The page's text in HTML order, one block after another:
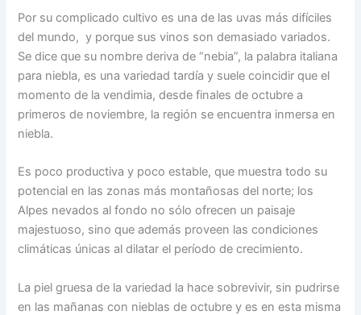
Por su complicado cultivo es una de las uvas más difíciles
del mundo, y porque sus vinos son demasiado variados.
Se dice que su nombre deriva de “nebia”, la palabra italiana
para niebla, es una variedad tardía y suele coincidir que el
momento de la vendimia, desde finales de octubre a
primeros de noviembre, la región se encuentra inmersa en
niebla.
Es poco productiva y poco estable, que muestra todo su
potencial en las zonas más montañosas del norte; los
Alpes nevados al fondo no sólo ofrecen un paisaje
majestuoso, sino que además proveen las condiciones
climáticas únicas al dilatar el período de crecimiento.
La piel gruesa de la variedad la hace sobrevivir, sin pudrirse
en las mañanas con nieblas de octubre y es en esta misma